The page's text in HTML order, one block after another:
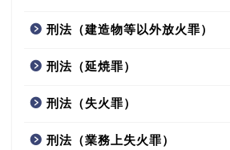
刑法（建造物等以外放火罪）
刑法（延焼罪）
刑法（失火罪）
刑法（業務上失火罪）